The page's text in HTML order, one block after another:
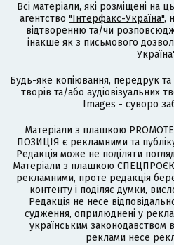
Всі матеріали, які розміщені на
агентство "Інтерфакс-Україна",
відтворенню та/чи
інакше як з письмового
Будь-яке копіювання, передрук
творів та/або аудіовізуальних
Images - суворо
Матеріали з плашкою
ПОЗИЦІЯ є рекламними та
Редакція може не поділяти
Матеріали з плашкою
рекламними, проте редакція
контенту і поділяє думки,
Редакція не несе
судження, оприлюднені у
українським законодавством
реклами несе